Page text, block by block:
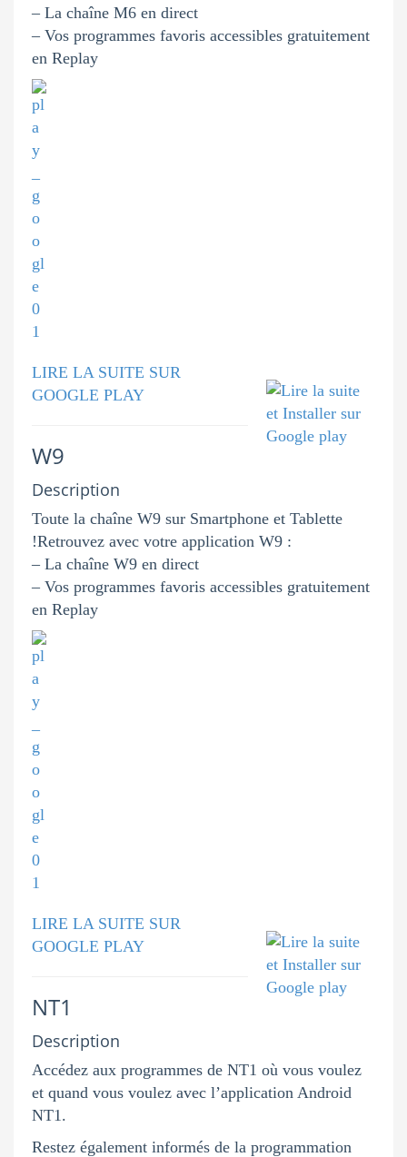
– La chaîne M6 en direct
– Vos programmes favoris accessibles gratuitement
en Replay
LIRE LA SUITE SUR
GOOGLE PLAY
W9
Description
Toute la chaîne W9 sur Smartphone et Tablette
!Retrouvez avec votre application W9 :
– La chaîne W9 en direct
– Vos programmes favoris accessibles gratuitement
en Replay
LIRE LA SUITE SUR
GOOGLE PLAY
NT1
Description
Accédez aux programmes de NT1 où vous voulez
et quand vous voulez avec l’application Android
NT1.
Restez également informés de la programmation